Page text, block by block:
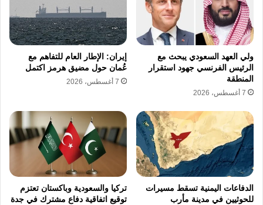
ولي العهد السعودي يبحث مع
الرئيس الفرنسي جهود استقرار
المنطقة
7 أغسطس، 2026
إيران: الإطار العام للتفاهم مع
عُمان حول مضيق هرمز اكتمل
7 أغسطس، 2026
الدفاعات اليمنية تسقط مسيرات
للحوثيين في مدينة مأرب
تركيا والسعودية وباكستان تعتزم
توقيع اتفاقية دفاع مشترك في جدة